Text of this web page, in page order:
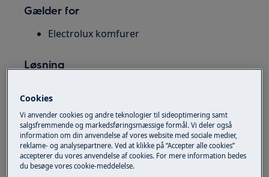
Gælder for
Electrolux komfurer
Løsning
Start med sikkerhed
brug ikke komfuret gentagne gange
lad det stå slukket indtil fejlen er afklaret
1. Nulstil HFI / HPFI
Cookies
Vi anvender cookies og andre teknologier til sideoptimering samt
salgsfremmende og markedsføringsmæssige formål. Vi deler også
information om din anvendelse af vores website med sociale medier,
reklame- og analysepartnere. Ved at klikke på “Accepter alle cookies”
accepterer du vores anvendelse af cookies. For mere information bedes
du besøge vores cookie-meddelelse.